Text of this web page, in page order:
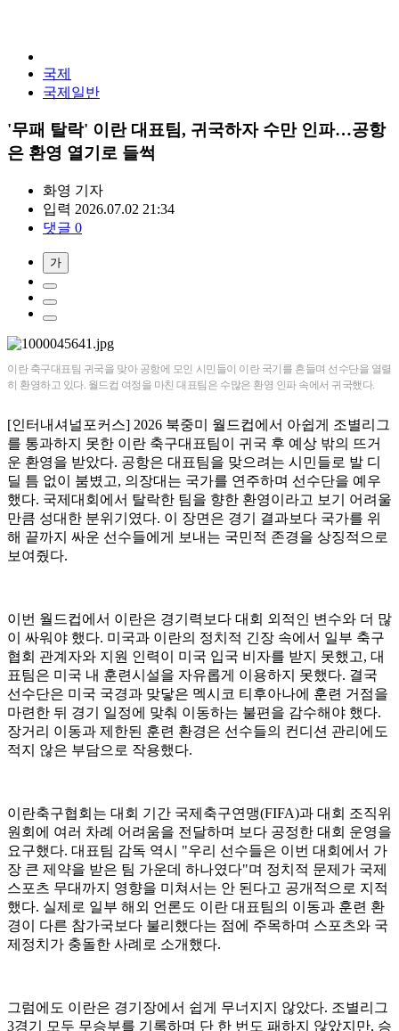
국제
국제일반
'무패 탈락' 이란 대표팀, 귀국하자 수만 인파…공항
은 환영 열기로 들썩
화영 기자
입력 2026.07.02 21:34
댓글 0
가
이란 축구대표팀 귀국을 맞아 공항에 모인 시민들이 이란 국기를 흔들며 선수단을 열렬
히 환영하고 있다. 월드컵 여정을 마친 대표팀은 수많은 환영 인파 속에서 귀국했다.
[인터내셔널포커스] 2026 북중미 월드컵에서 아쉽게 조별리그
를 통과하지 못한 이란 축구대표팀이 귀국 후 예상 밖의 뜨거
운 환영을 받았다. 공항은 대표팀을 맞으려는 시민들로 발 디
딜 틈 없이 붐볐고, 의장대는 국가를 연주하며 선수단을 예우
했다. 국제대회에서 탈락한 팀을 향한 환영이라고 보기 어려울
만큼 성대한 분위기였다. 이 장면은 경기 결과보다 국가를 위
해 끝까지 싸운 선수들에게 보내는 국민적 존경을 상징적으로
보여줬다.
이번 월드컵에서 이란은 경기력보다 대회 외적인 변수와 더 많
이 싸워야 했다. 미국과 이란의 정치적 긴장 속에서 일부 축구
협회 관계자와 지원 인력이 미국 입국 비자를 받지 못했고, 대
표팀은 미국 내 훈련시설을 자유롭게 이용하지 못했다. 결국
선수단은 미국 국경과 맞닿은 멕시코 티후아나에 훈련 거점을
마련한 뒤 경기 일정에 맞춰 이동하는 불편을 감수해야 했다.
장거리 이동과 제한된 훈련 환경은 선수들의 컨디션 관리에도
적지 않은 부담으로 작용했다.
이란축구협회는 대회 기간 국제축구연맹(FIFA)과 대회 조직위
원회에 여러 차례 어려움을 전달하며 보다 공정한 대회 운영을
요구했다. 대표팀 감독 역시 "우리 선수들은 이번 대회에서 가
장 큰 제약을 받은 팀 가운데 하나였다"며 정치적 문제가 국제
스포츠 무대까지 영향을 미쳐서는 안 된다고 공개적으로 지적
했다. 실제로 일부 해외 언론도 이란 대표팀의 이동과 훈련 환
경이 다른 참가국보다 불리했다는 점에 주목하며 스포츠와 국
제정치가 충돌한 사례로 소개했다.
그럼에도 이란은 경기장에서 쉽게 무너지지 않았다. 조별리그
3경기 모두 무승부를 기록하며 단 한 번도 패하지 않았지만, 승